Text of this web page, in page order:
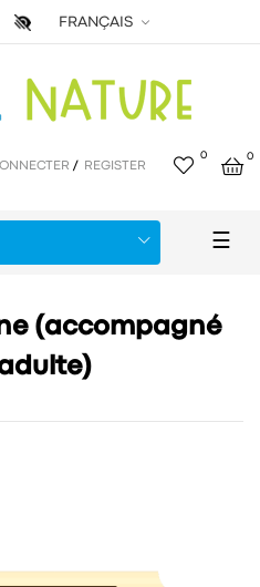
FRANÇAIS
/ REGISTER
0 0
☰
(accompagné